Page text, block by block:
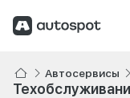
Автосервисы